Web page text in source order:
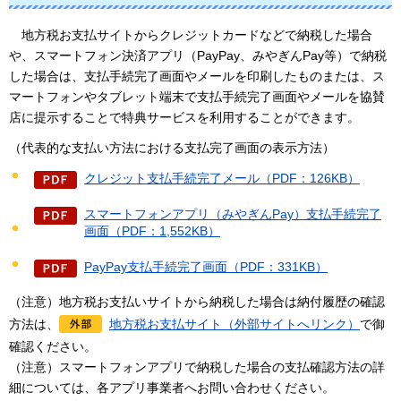
地方税お支払サイトからクレジットカードなどで納税した場合
や、スマートフォン決済アプリ（PayPay、みやぎんPay等）で納税
した場合は、支払手続完了画面やメールを印刷したものまたは、ス
マートフォンやタブレット端末で支払手続完了画面やメールを協賛
店に提示することで特典サービスを利用することができます。
（代表的な支払い方法における支払完了画面の表示方法）
クレジット支払手続完了メール（PDF：126KB）
スマートフォンアプリ（みやぎんPay）支払手続完了
画面（PDF：1,552KB）
PayPay支払手続完了画面（PDF：331KB）
（注意）地方税お支払いサイトから納税した場合は納付履歴の確認
方法は、
地方税お支払サイト（外部サイトへリンク） で御
確認ください。
（注意）スマートフォンアプリで納税した場合の支払確認方法の詳
細については、各アプリ事業者へお問い合わせください。